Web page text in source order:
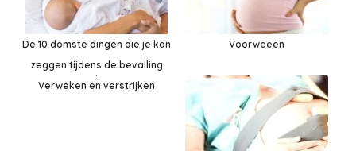
De 10 domste dingen die je kan
zeggen tijdens de bevalling
Voorweeën
Verweken en verstrijken